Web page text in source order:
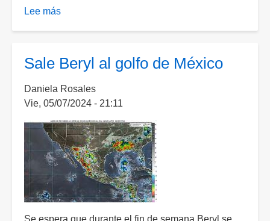
Lee más
por
la
tormenta
advierte
SMN
Sale Beryl al golfo de México
Daniela Rosales
Vie, 05/07/2024 - 21:11
Se espera que durante el fin de semana Beryl se